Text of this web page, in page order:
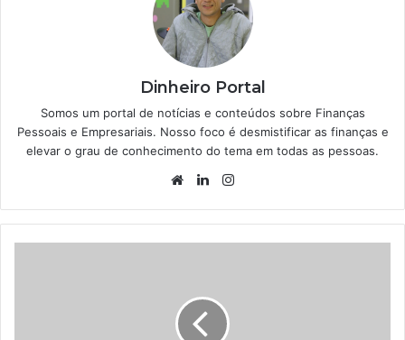
Dinheiro Portal
Somos um portal de notícias e conteúdos sobre Finanças
Pessoais e Empresariais. Nosso foco é desmistificar as finanças e
elevar o grau de conhecimento do tema em todas as pessoas.
WebsiteLinkedin